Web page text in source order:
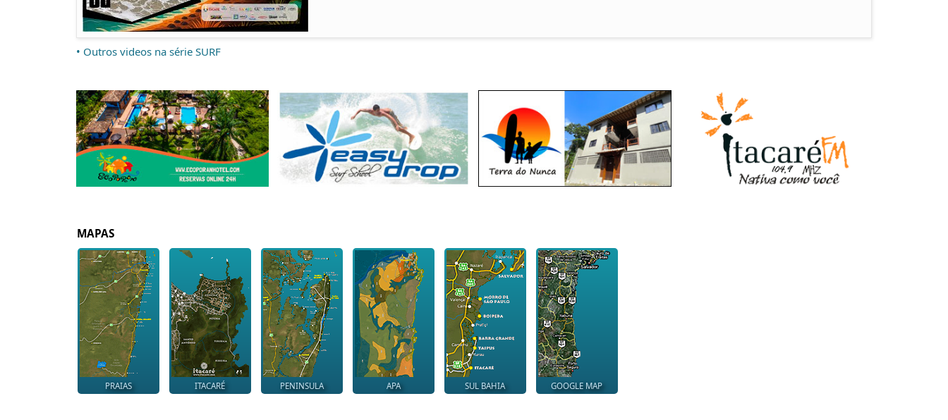
• Outros videos na série SURF
MAPAS
PRAIAS ITACARÉ PENINSULA APA SUL BAHIA GOOGLE MAP